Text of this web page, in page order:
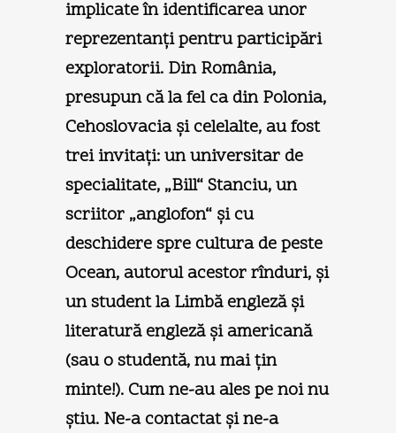
implicate în identificarea unor
reprezentanţi pentru participări
exploratorii. Din România,
presupun că la fel ca din Polonia,
Cehoslovacia şi celelalte, au fost
trei invitaţi: un universitar de
specialitate, „Bill“ Stanciu, un
scriitor „anglofon“ şi cu
deschidere spre cultura de peste
Ocean, autorul acestor rînduri, şi
un student la Limbă engleză şi
literatură engleză şi americană
(sau o studentă, nu mai ţin
minte!). Cum ne-au ales pe noi nu
ştiu. Ne-a contactat şi ne-a